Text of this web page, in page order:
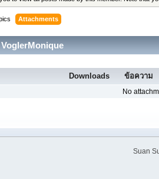
Attachments
Downloads ข้อความ
No
Suan